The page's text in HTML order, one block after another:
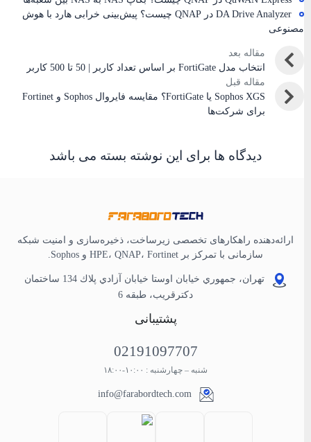
DA Drive Analyzer در QNAP چیست؟ پیش‌بینی خرابی هارد با هوش
مصنوعی
مقاله قبل
Sophos XGS یا FortiGate؟ مقایسه فایروال Sophos و Fortinet
برای شرکت‌ها
مقاله بعد
انتخاب مدل FortiGate بر اساس تعداد کاربر | 50 تا 500 کاربر
دیدگاه ها برای این نوشته بسته می باشد
ارائه‌دهنده راهکارهای تخصصی زیرساخت، ذخیره‌سازی و امنیت شبکه
سازمانی با تمرکز بر HPE، QNAP، Fortinet و Sophos.
تهران، جمهوري خيابان اوستا خيابان آزادي پلاك 134 ساختمان
دكترقريب، طبقه 6
پشتیبانی
02191097707
شنبه – چهارشنبه : ۱۰:۰۰-۱۸:۰۰
info@farabordtech.com